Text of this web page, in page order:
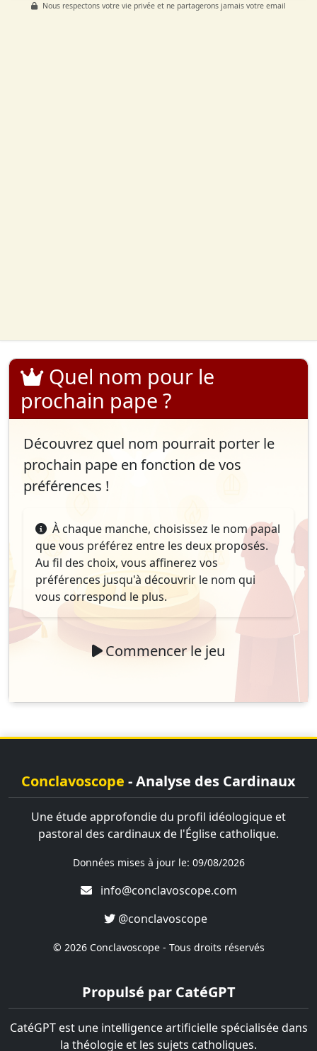
Nous respectons votre vie privée et ne partagerons jamais votre email
Quel nom pour le
prochain pape ?
Découvrez quel nom pourrait porter le
prochain pape en fonction de vos
préférences !
À chaque manche, choisissez le nom papal
que vous préférez entre les deux proposés.
Au fil des choix, vous affinerez vos
préférences jusqu'à découvrir le nom qui
vous correspond le plus.
Commencer le jeu
Conclavoscope - Analyse des Cardinaux
Une étude approfondie du profil idéologique et
pastoral des cardinaux de l'Église catholique.
Données mises à jour le: 09/08/2026
info@conclavoscope.com
@conclavoscope
© 2026 Conclavoscope - Tous droits réservés
Propulsé par CatéGPT
CatéGPT est une intelligence artificielle spécialisée dans
la théologie et les sujets catholiques.